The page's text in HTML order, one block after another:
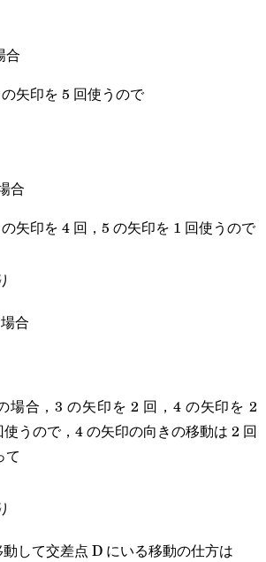
合
矢印を 5 回使うので
合
矢印を 4 回，5 の矢印を 1 回使うので
合
場合，3 の矢印を 2 回，4 の矢印を 2
うので，4 の矢印の向きの移動は 2 回
て
して交差点 D にいる移動の仕方は